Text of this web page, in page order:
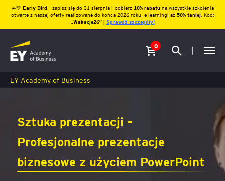
☀️🌴 Early Bird – zapisz się do 31 sierpnia i odbierz10% rabatu na wszystkie szkolenia
otwarte z naszej oferty realizowane do końca 2026 roku, e-learningi aż 50% taniej. Kod:
Wakacje26″ | Sprawdź szczegóły!
0
EY Academy of Business
Sztuka prezentacji –
Profesjonalne prezentacje
biznesowe z użyciem PowerPoint